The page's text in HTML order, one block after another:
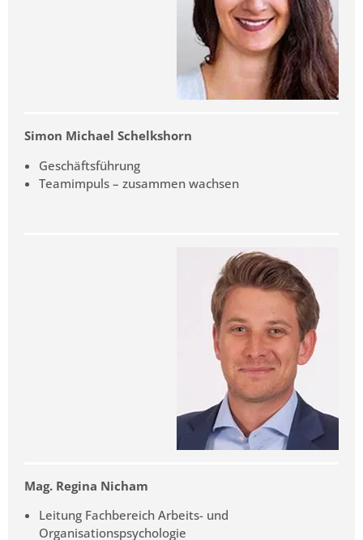
Simon Michael Schelkshorn
Geschäftsführung
Teamimpuls – zusammen wachsen
Mag. Regina Nicham
Leitung Fachbereich Arbeits- und
Organisationspsychologie